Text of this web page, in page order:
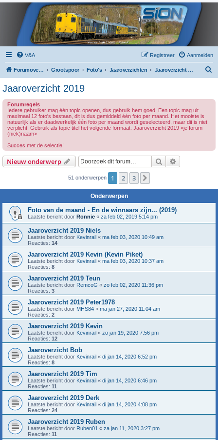
V&A Aanmelden
Registreer
Forumoverzicht Grootspoor Foto's Jaaroverzichten Jaaroverzicht 2019
Jaaroverzicht 2019
Forumregels
Iedere gebruiker mag één topic openen, dus gebruik hem goed. Een topic mag uit
maximaal 12 foto's bestaan, dit is dus gemiddeld één foto per maand. Het mooiste is
natuurlijk als er daadwerkelijk één foto per maand wordt geselecteerd, maar dit is niet
verplicht. Gebruik als topic titel het volgende formaat: Jaaroverzicht 2019 <je forum
(nick)naam>
Succes met de selectie!
Nieuw onderwerp Zoek
51 onderwerpen 1 2 3
Onderwerpen
Foto van de maand - En de winnaars zijn... (2019)
Laatste bericht door Ronnie « za feb 02, 2019 5:14 pm
Jaaroverzicht 2019 Niels
Laatste bericht door Kevinrail « ma feb 03, 2020 10:49 am
Reacties: 14
Jaaroverzicht 2019 Kevin (Kevin Piket)
Laatste bericht door Kevinrail « ma feb 03, 2020 10:37 am
Reacties: 8
Jaaroverzicht 2019 Teun
Laatste bericht door RemcoG « zo feb 02, 2020 11:36 pm
Reacties: 3
Jaaroverzicht 2019 Peter1978
Laatste bericht door MHS84 « ma jan 27, 2020 11:04 am
Reacties: 2
Jaaroverzicht 2019 Kevin
Laatste bericht door Kevinrail « zo jan 19, 2020 7:56 pm
Reacties: 12
Jaaroverzicht Bob
Laatste bericht door Kevinrail « di jan 14, 2020 6:52 pm
Reacties: 8
Jaaroverzicht 2019 Tim
Laatste bericht door Kevinrail « di jan 14, 2020 6:46 pm
Reacties: 11
Jaaroverzicht 2019 Derk
Laatste bericht door Kevinrail « di jan 14, 2020 4:08 pm
Reacties: 24
Jaaroverzicht 2019 Ruben
Laatste bericht door Ruben01 « za jan 11, 2020 3:27 pm
Reacties: 11